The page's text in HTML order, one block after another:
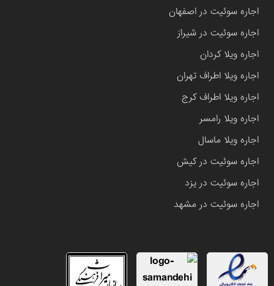
اجاره سوئیت در اصفهان
اجاره سوئیت در شیراز
اجاره ویلا کردان
اجاره ویلا اطراف تهران
اجاره ویلا اطراف کرج
اجاره ویلا رامسر
اجاره ویلا ماسال
اجاره سوئیت در کیش
اجاره سوئیت در یزد
اجاره سوئیت در مشهد